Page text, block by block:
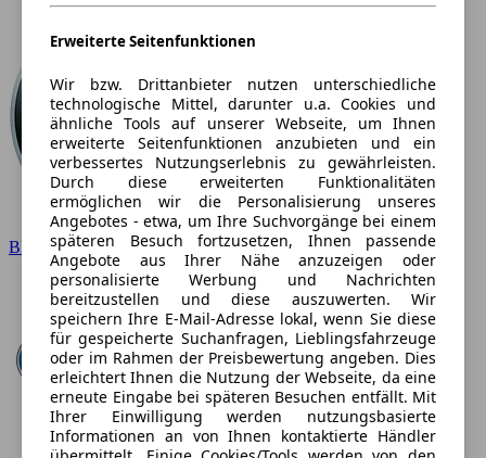
BMW
Erweiterte Seitenfunktionen
Wir bzw. Drittanbieter nutzen unterschiedliche
technologische Mittel, darunter u.a. Cookies und
ähnliche Tools auf unserer Webseite, um Ihnen
erweiterte Seitenfunktionen anzubieten und ein
verbessertes Nutzungserlebnis zu gewährleisten.
Durch diese erweiterten Funktionalitäten
ermöglichen wir die Personalisierung unseres
Angebotes - etwa, um Ihre Suchvorgänge bei einem
späteren Besuch fortzusetzen, Ihnen passende
Angebote aus Ihrer Nähe anzuzeigen oder
personalisierte Werbung und Nachrichten
bereitzustellen und diese auszuwerten. Wir
speichern Ihre E-Mail-Adresse lokal, wenn Sie diese
für gespeicherte Suchanfragen, Lieblingsfahrzeuge
oder im Rahmen der Preisbewertung angeben. Dies
erleichtert Ihnen die Nutzung der Webseite, da eine
erneute Eingabe bei späteren Besuchen entfällt. Mit
Ihrer Einwilligung werden nutzungsbasierte
Informationen an von Ihnen kontaktierte Händler